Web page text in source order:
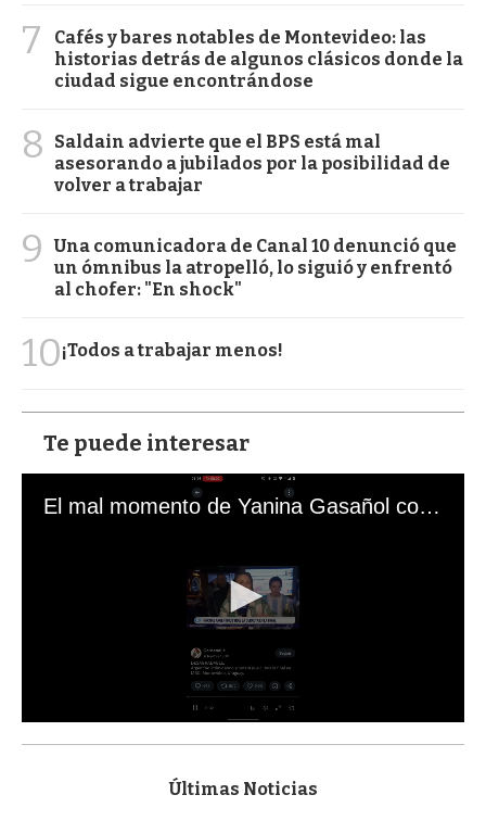
7
Cafés y bares notables de Montevideo: las
historias detrás de algunos clásicos donde la
ciudad sigue encontrándose
8
Saldain advierte que el BPS está mal
asesorando a jubilados por la posibilidad de
volver a trabajar
9
Una comunicadora de Canal 10 denunció que
un ómnibus la atropelló, lo siguió y enfrentó
al chofer: "En shock"
10¡Todos a trabajar menos!
Te puede interesar
El mal momento de Yanina Gasañol con un hincha argentino en "Subrayado"
s
Últimas Noticias